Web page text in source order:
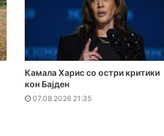
Камала Харис со остри критики
кон Бајден
07.08.2026 21:35